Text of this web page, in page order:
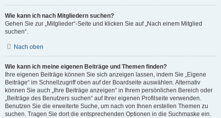
Wie kann ich nach Mitgliedern suchen?
Gehen Sie zur „Mitglieder“-Seite und klicken Sie auf „Nach einem Mitglied
suchen“.
Nach oben
Wie kann ich meine eigenen Beiträge und Themen finden?
Ihre eigenen Beiträge können Sie sich anzeigen lassen, indem Sie „Eigene
Beiträge“ im Schnellzugriff oben auf der Boardseite auswählen. Alternativ
können Sie auch „Ihre Beiträge anzeigen“ in Ihrem persönlichen Bereich oder
„Beiträge des Benutzers suchen“ auf Ihrer eigenen Profilseite verwenden.
Benutzen Sie die erweiterte Suche, um nach von Ihnen erstellen Themen zu
suchen. Tragen Sie dort die entsprechenden Optionen in die Suchmaske ein.